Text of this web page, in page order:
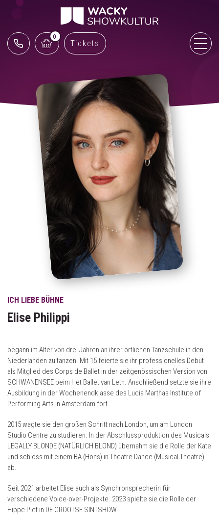
0
Tickets
ICH LIEBE BÜHNE
Elise Philippi
begann im Alter von drei Jahren an ihrer örtlichen Tanzschule in den
Niederlanden zu tanzen. Mit 15 feierte sie ihr professionelles Debüt
als Mitglied des Corps de Ballet in der zeitgenössischen Version von
SCHWANENSEE beim Het Ballet van Leth. Anschließend setzte sie ihre
Ausbildung in der Wochenendklasse des Lucia Marthas Institute of
Performing Arts in Amsterdam fort.
2015 wagte sie den großen Schritt nach London, um am London
Studio Centre zu studieren. In der Abschlussproduktion des Musicals
LEGALLY BLONDE (NATÜRLICH BLOND) übernahm sie die Rolle der Kate
und schloss mit einem BA (Hons) in Theatre Dance (Musical Theatre)
ab.
Seit 2021 arbeitet Elise auch als Synchronsprecherin für
verschiedene Voice-over-Projekte. 2023 spielte sie die Rolle der
Hippe Piet in DE GROOTSE SINTSHOW.